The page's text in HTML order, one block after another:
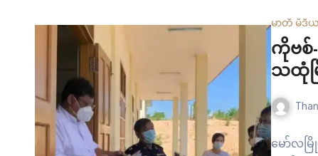
မာတီ မီဒီ
ကိုဗစ်
သထုံမ
မော်လမ